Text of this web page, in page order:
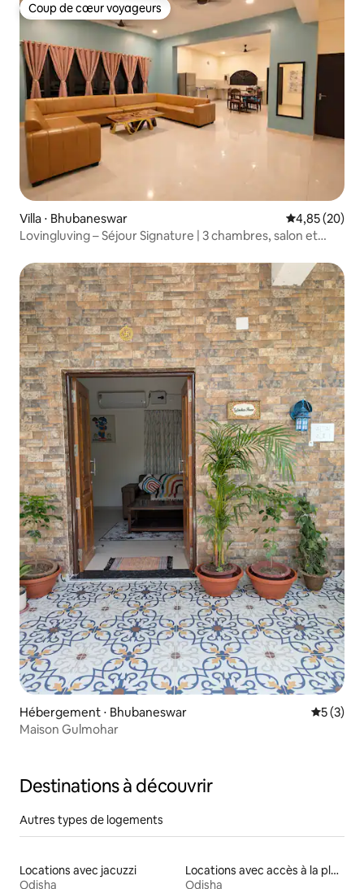
Coup de cœur voyageurs
Coup de cœur voyageurs
Villa ⋅ Bhubaneswar Évaluation
4,85 (20)
Lovingluving – Séjour Signature | 3 chambres, salon et
Hébergement ⋅ Bhubaneswar
5 (3)
Maison Gulmohar
Destinations à découvrir
Autres types de logements
Locations avec jacuzzi
Odisha
Locations avec accès à la plage
Odisha